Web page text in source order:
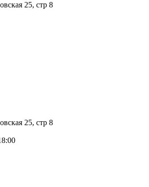
25, стр 8
25, стр 8